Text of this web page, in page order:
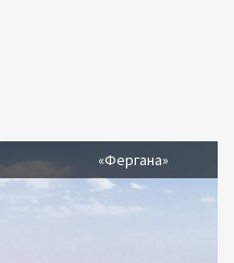
«Фергана»